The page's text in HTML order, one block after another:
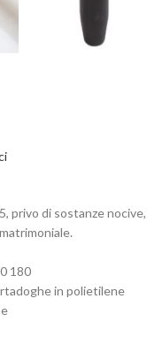
privo di sostanze nocive,
180
in polietilene